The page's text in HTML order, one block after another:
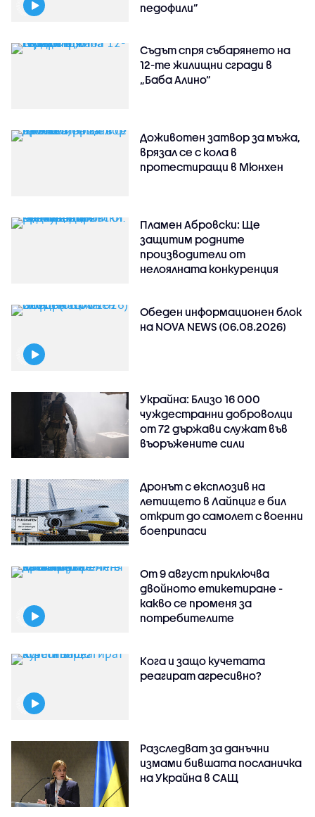
педофили”
Съдът спря събарянето на
12-те жилищни сгради в
„Баба Алино“
Доживотен затвор за мъжа,
врязал се с кола в
протестиращи в Мюнхен
Пламен Абровски: Ще
защитим родните
производители от
нелоялната конкуренция
Обеден информационен блок
на NOVA NEWS (06.08.2026)
Украйна: Близо 16 000
чуждестранни доброволци
от 72 държави служат във
въоръжените сили
Дронът с експлозив на
летището в Лайпциг е бил
открит до самолет с военни
боеприпаси
От 9 август приключва
двойното етикетиране -
какво се променя за
потребителите
Кога и защо кучетата
реагират агресивно?
Разследват за данъчни
измами бившата посланичка
на Украйна в САЩ